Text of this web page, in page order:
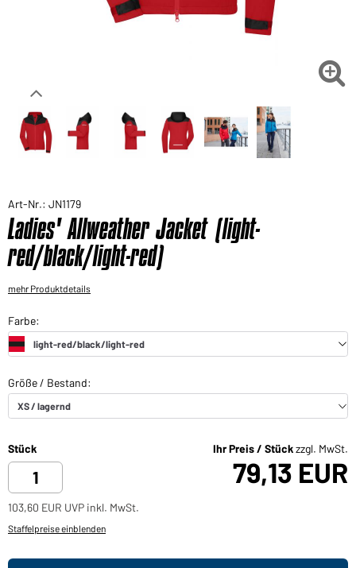
Sie möchten gerne für Ihren privaten Bedarf

Art-Nr.: JN1179
Ladies' Allweather Jacket (light-
red/black/light-red)
mehr Produktdetails
Stück Ihr Preis / Stückzzgl. MwSt.
79,13 EUR
103,60 EUR UVP inkl. MwSt.
Staffelpreise einblenden